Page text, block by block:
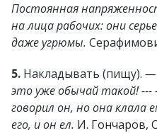
Постоянная
на лица рабочих: они
даже угрюмы.
5. Накладывать (пищу). —
это уже обычай такой!
говорил он, но она клала
его, и он ел. И. Гончаров,